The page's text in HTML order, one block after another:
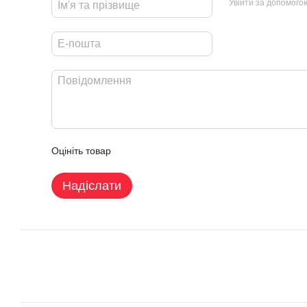
Увійти за
Оцініть товар
Надіслати